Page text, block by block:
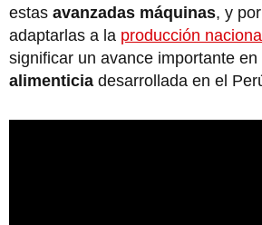
estas avanzadas máquinas, y
adaptarlas a la producción
significar un avance importante en
alimenticia desarrollada en el